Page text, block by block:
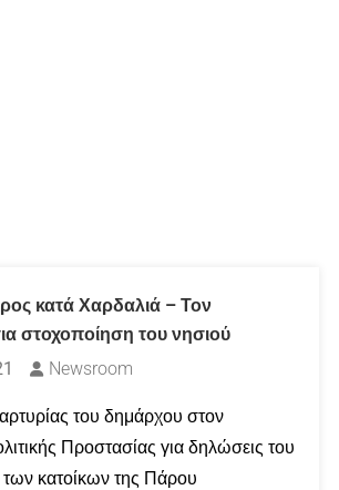
κατά Χαρδαλιά – Τον
στοχοποίηση του νησιού
Newsroom
του δημάρχου στον
Προστασίας για δηλώσεις του
κατοίκων της Πάρου